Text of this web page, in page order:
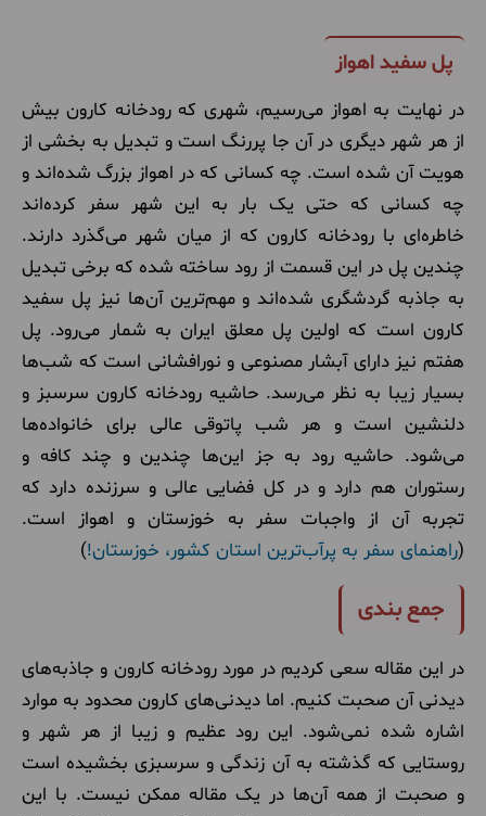
پل‌ سفید اهواز
در نهایت به اهواز می‌رسیم، شهری که رودخانه کارون بیش
از هر شهر دیگری در آن جا پررنگ است و تبدیل به بخشی از
هویت آن شده است. چه کسانی که در اهواز بزرگ شده‌اند و
چه کسانی که حتی یک بار به این شهر سفر کرده‌اند
خاطره‌ای با رودخانه کارون که از میان شهر می‌گذرد دارند.
چندین پل در این قسمت از رود ساخته شده که برخی تبدیل
به جاذبه گردشگری شده‌اند و مهم‌ترین آن‌ها نیز پل سفید
کارون است که اولین پل معلق ایران به شمار می‌رود. پل
هفتم نیز دارای آبشار مصنوعی و نورافشانی است که شب‌ها
بسیار زیبا به نظر می‌رسد. حاشیه رودخانه کارون سرسبز و
دلنشین است و هر شب پاتوقی عالی برای خانواده‌ها
می‌شود. حاشیه رود به جز این‌ها چندین و چند کافه و
رستوران هم دارد و در کل فضایی عالی و سرزنده دارد که
تجربه آن از واجبات سفر به خوزستان و اهواز است.
(راهنمای سفر به پرآب‌ترین استان کشور، خوزستان!)
جمع بندی
در این مقاله سعی کردیم در مورد رودخانه کارون و جاذبه‌های
دیدنی آن صحبت کنیم. اما دیدنی‌های کارون محدود به موارد
اشاره شده نمی‌شود. این رود عظیم و زیبا از هر شهر و
روستایی که گذشته به آن زندگی و سرسبزی بخشیده است
و صحبت از همه آن‌ها در یک مقاله ممکن نیست. با این